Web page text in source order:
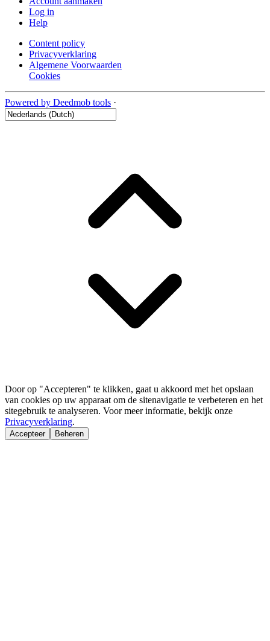
Log in
Help
Content policy
Privacyverklaring
Algemene Voorwaarden
Cookies
Powered by Deedmob tools ·
Door op "Accepteren" te klikken, gaat u akkoord met het opslaan
van cookies op uw apparaat om de sitenavigatie te verbeteren en het
sitegebruik te analyseren. Voor meer informatie, bekijk onze
Privacyverklaring.
Accepteer Beheren